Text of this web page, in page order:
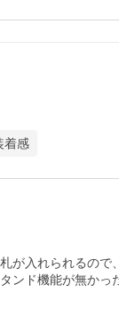
着感
が入れられるの
ド機能が無か